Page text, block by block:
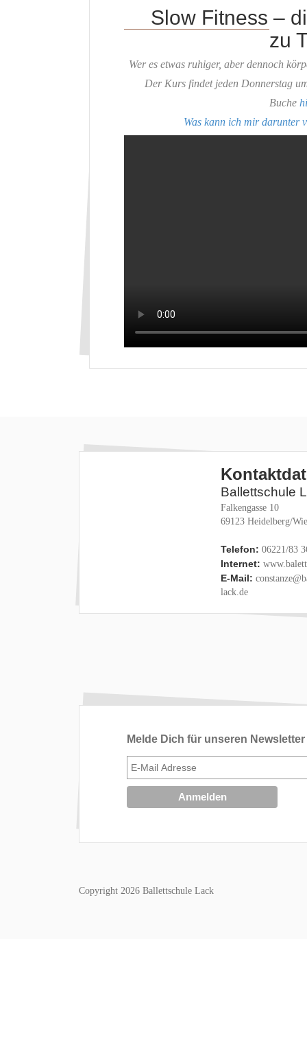
Slow Fitness –
zu
Wer es etwas ruhiger, aber dennoch
Der Kurs findet jeden Donnerstag
Buche
Was kann ich mir darunter
Ballettschule
Falkengasse 10
69123 Heidelberg/
Telefon: 06221/83
Internet:
E-Mail:
lack.de
Melde Dich für unseren
Copyright 2026 Ballettschule Lack